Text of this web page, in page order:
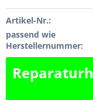
Artikel-Nr.:
passend wie
Herstellernummer: